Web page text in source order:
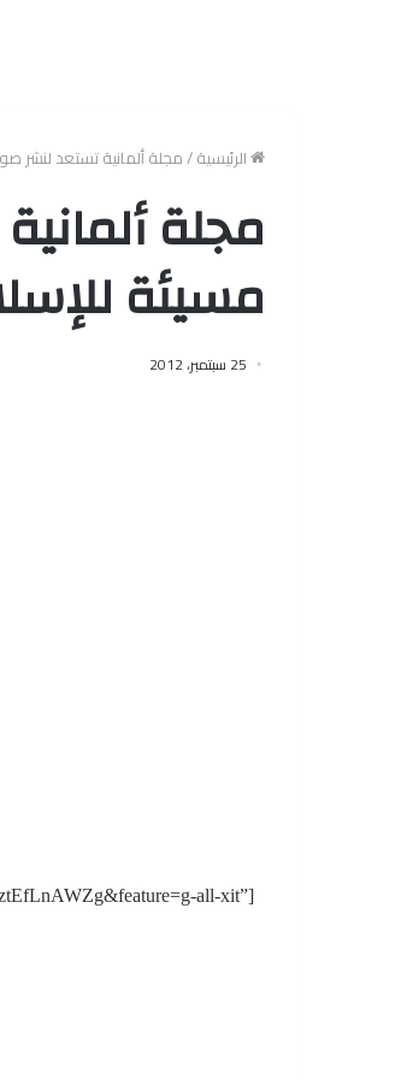
الرئيسية/مجلة ألمانية تستعد لنشر
مجلة
مسيئة
25 سبتمبر، 2012
all-xit”]